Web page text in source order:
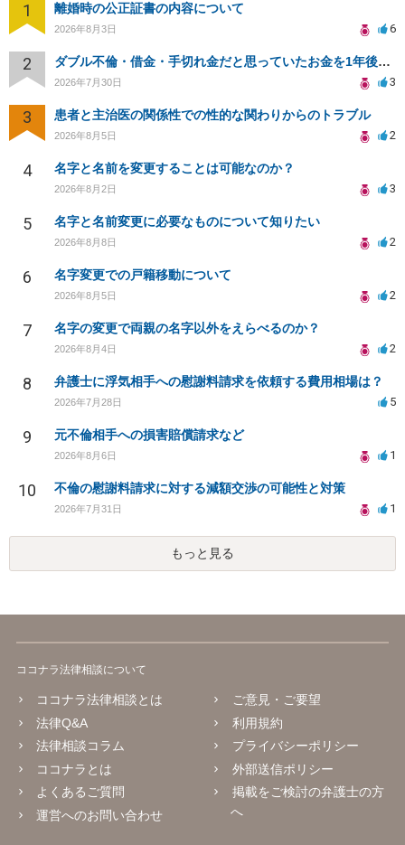
1 離婚時の公正証書の内容について
2026年8月3日 6
2 ダブル不倫・借金・手切れ金だと思っていたお金を1年後いまさら脅迫罪として通知書が来てまとめて請求
2026年7月30日 3
3 患者と主治医の関係性での性的な関わりからのトラブル
2026年8月5日 2
4 名字と名前を変更することは可能なのか？
2026年8月2日 3
5 名字と名前変更に必要なものについて知りたい
2026年8月8日 2
6 名字変更での戸籍移動について
2026年8月5日 2
7 名字の変更で両親の名字以外をえらべるのか？
2026年8月4日 2
8 弁護士に浮気相手への慰謝料請求を依頼する費用相場は？
2026年7月28日 5
9 元不倫相手への損害賠償請求など
2026年8月6日 1
10 不倫の慰謝料請求に対する減額交渉の可能性と対策
2026年7月31日 1
もっと見る
ココナラ法律相談について
ココナラ法律相談とは
法律Q&A
法律相談コラム
ココナラとは
よくあるご質問
運営へのお問い合わせ
ご意見・ご要望
利用規約
プライバシーポリシー
外部送信ポリシー
掲載をご検討の弁護士の方
へ